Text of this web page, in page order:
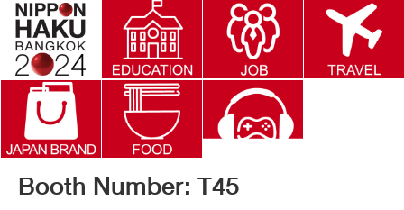
Booth Number:T45